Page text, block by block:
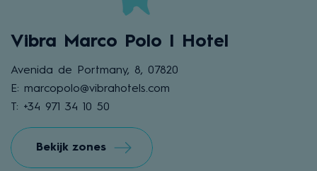
Vibra Marco Polo I Hotel
Avenida de Portmany, 8, 07820
E: marcopolo@vibrahotels.com
T: +34 971 34 10 50
Bekijk zones